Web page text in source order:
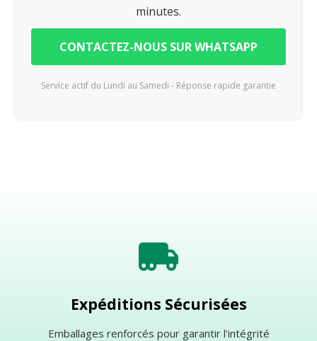
minutes.
CONTACTEZ-NOUS SUR WHATSAPP
Service actif du Lundi au Samedi - Réponse rapide garantie
Expéditions Sécurisées
Emballages renforcés pour garantir l'intégrité